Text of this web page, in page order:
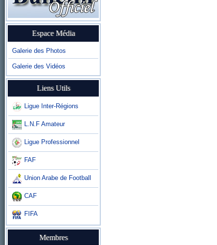
Espace Média
Galerie des Photos
Galerie des Vidéos
Liens Utils
Ligue Inter-Régions
L.N.F Amateur
Ligue Professionnel
FAF
Union Arabe de Football
CAF
FIFA
Membres